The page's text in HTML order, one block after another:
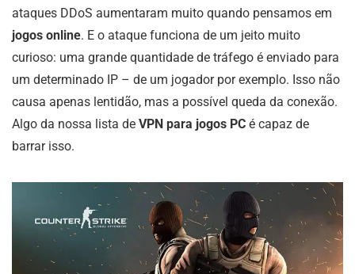
ataques DDoS aumentaram muito quando pensamos em
jogos online. E o ataque funciona de um jeito muito
curioso: uma grande quantidade de tráfego é enviado para
um determinado IP – de um jogador por exemplo. Isso não
causa apenas lentidão, mas a possível queda da conexão.
Algo da nossa lista de VPN para jogos PC é capaz de
barrar isso.